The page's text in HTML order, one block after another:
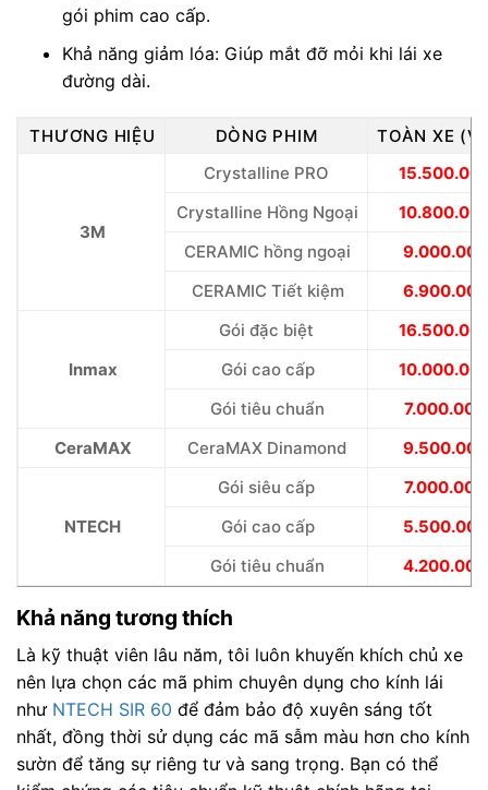
gói phim cao cấp.
Khả năng giảm lóa: Giúp mắt đỡ mỏi khi lái xe
đường dài.
THƯƠNG HIỆU DÒNG PHIM TOÀN XE
3M
Crystalline PRO
Crystalline Hồng Ngoại
CERAMIC hồng ngoại
9.000.000
CERAMIC Tiết kiệm
6.900.000
Inmax
Gói đặc biệt
Gói cao cấp
Gói tiêu chuẩn
7.000.000
CeraMAX
CeraMAX Dinamond 9.500.000
NTECH
Gói siêu cấp
7.000.000
Gói cao cấp
5.500.000
Gói tiêu chuẩn
4.200.000
Khả năng tương thích
Là kỹ thuật viên lâu năm, tôi luôn khuyến khích chủ xe
nên lựa chọn các mã phim chuyên dụng cho kính lái
như NTECH SIR 60 để đảm bảo độ xuyên sáng tốt
nhất, đồng thời sử dụng các mã sẫm màu hơn cho kính
sườn để tăng sự riêng tư và sang trọng. Bạn có thể